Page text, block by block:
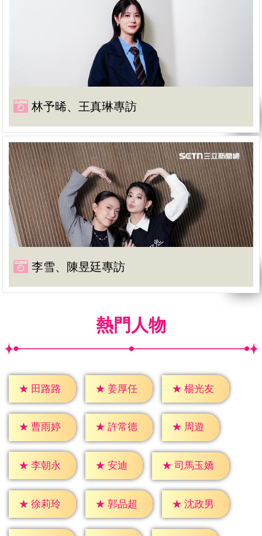
林予晞、王真琳專訪
李雪、陳昱廷專訪
熱門人物
★ 田路路 ★ 姜厚任 ★ 楊光友
★ 曹雨婷 ★ 許常德 ★ 周遊
★ 李朝永 ★ 安迪 ★ 司馬玉嬌
★ 徐莉玲 ★ 郭品超 ★ 沈政男